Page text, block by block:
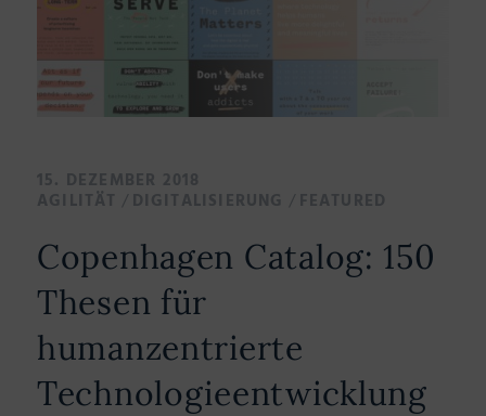
15. DEZEMBER 2018
AGILITÄT / DIGITALISIERUNG / FEATURED
Copenhagen Catalog: 150
Thesen für
humanzentrierte
Technologieentwicklung